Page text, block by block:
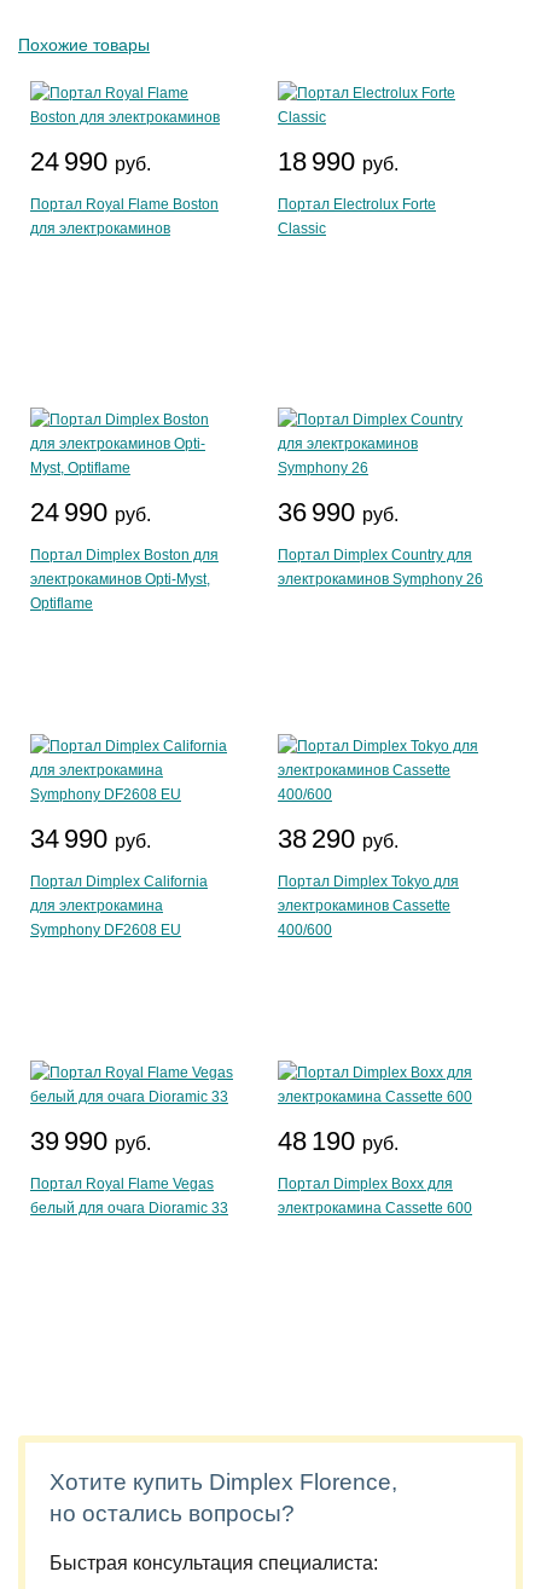
Похожие товары
24 990 руб.
Портал Royal Flame Boston
для электрокаминов
18 990 руб.
Портал Electrolux Forte
Classic
24 990 руб.
Портал Dimplex Boston для
электрокаминов Opti-Myst,
Optiflame
36 990 руб.
Портал Dimplex Country для
электрокаминов Symphony 26
34 990 руб.
Портал Dimplex California
для электрокамина
Symphony DF2608 EU
38 290 руб.
Портал Dimplex Tokyo для
электрокаминов Cassette
400/600
39 990 руб.
Портал Royal Flame Vegas
белый для очага Dioramic 33
48 190 руб.
Портал Dimplex Boxx для
электрокамина Cassette 600
Хотите купить Dimplex Florence,
но остались вопросы?
Быстрая консультация специалиста: